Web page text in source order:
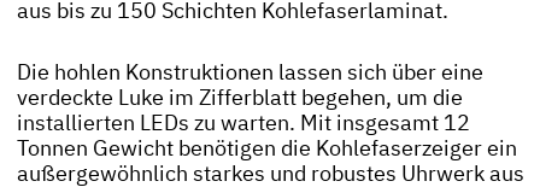
aus bis zu 150 Schichten Kohlefaserlaminat.
Die hohlen Konstruktionen lassen sich über eine
verdeckte Luke im Zifferblatt begehen, um die
installierten LEDs zu warten. Mit insgesamt 12
Tonnen Gewicht benötigen die Kohlefaserzeiger ein
außergewöhnlich starkes und robustes Uhrwerk aus